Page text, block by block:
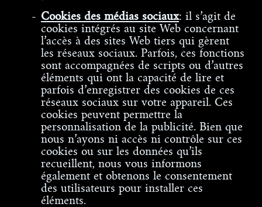
Cookies des médias sociaux: il s’agit de
cookies intégrés au site Web concernant
l’accès à des sites Web tiers qui gèrent
les réseaux sociaux. Parfois, ces fonctions
sont accompagnées de scripts ou d’autres
éléments qui ont la capacité de lire et
parfois d’enregistrer des cookies de ces
réseaux sociaux sur votre appareil. Ces
cookies peuvent permettre la
personnalisation de la publicité. Bien que
nous n’ayons ni accès ni contrôle sur ces
cookies ou sur les données qu’ils
recueillent, nous vous informons
également et obtenons le consentement
des utilisateurs pour installer ces
éléments.